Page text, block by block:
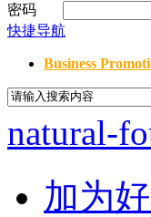
密码
快捷导航
Business
natural-
加为